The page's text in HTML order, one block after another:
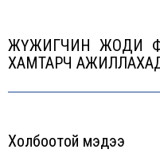
ЖҮЖИГЧИН ЖОДИ
ХАМТАРЧ
Холбоотой мэдээ